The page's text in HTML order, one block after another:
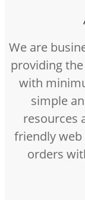
We are
providing
with
simple
resources
friendly
orders